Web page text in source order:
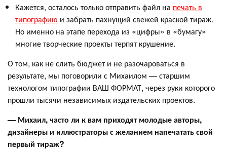
Кажется, осталось только отправить файл на печать в
типографию и забрать пахнущий свежей краской тираж.
Но именно на этапе перехода из «цифры» в «бумагу»
многие творческие проекты терпят крушение.
О том, как не слить бюджет и не разочароваться в
результате, мы поговорили с Михаилом — старшим
технологом типографии ВАШ ФОРМАТ, через руки которого
прошли тысячи независимых издательских проектов.
— Михаил, часто ли к вам приходят молодые авторы,
дизайнеры и иллюстраторы с желанием напечатать свой
первый тираж?